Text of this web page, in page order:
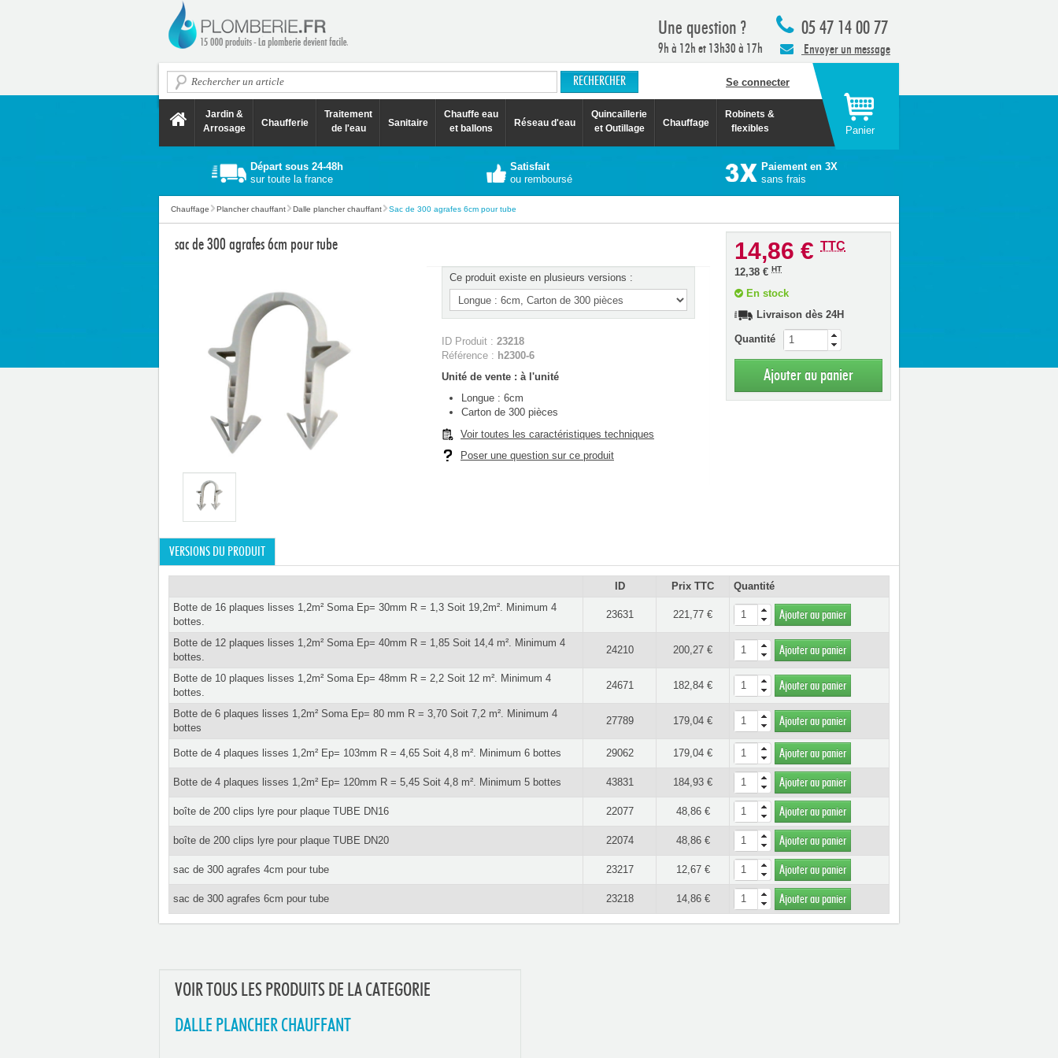
05 47 14 00 77
Envoyer un message
Une question ?
9h à 12h et 13h30 à 17h
Se connecter
Jardin &
Arrosage
Chaufferie
Traitement
de l'eau
Sanitaire
Chauffe eau
et ballons
Réseau d'eau
Quincaillerie
et Outillage
Chauffage
Robinets &
flexibles
Panier
Départ sous 24-48h
sur toute la france
Satisfait
ou remboursé
Paiement en 3X
sans frais
Chauffage Plancher chauffant Dalle plancher chauffant Sac de 300 agrafes 6cm pour tube
sac de 300 agrafes 6cm pour tube
Ce produit existe en plusieurs versions :
ID Produit : 23218
Référence : h2300-6
Unité de vente : à l'unité
Longue : 6cm
Carton de 300 pièces
Voir toutes les caractéristiques techniques
Poser une question sur ce produit
14,86 € TTC
12,38 € HT
En stock
Livraison dès 24H
Quantité
Ajouter au panier
VERSIONS DU PRODUIT
ID Prix TTC
Quantité
Botte de 16 plaques lisses 1,2m² Soma Ep= 30mm R = 1,3 Soit 19,2m². Minimum 4
bottes.
23631 221,77 € Ajouter au panier
Botte de 12 plaques lisses 1,2m² Soma Ep= 40mm R = 1,85 Soit 14,4 m². Minimum 4
bottes.
24210 200,27 € Ajouter au panier
Botte de 10 plaques lisses 1,2m² Soma Ep= 48mm R = 2,2 Soit 12 m². Minimum 4
bottes.
24671 182,84 € Ajouter au panier
Botte de 6 plaques lisses 1,2m² Soma Ep= 80 mm R = 3,70 Soit 7,2 m². Minimum 4
bottes
27789 179,04 € Ajouter au panier
Botte de 4 plaques lisses 1,2m² Ep= 103mm R = 4,65 Soit 4,8 m². Minimum 6 bottes 29062 179,04 € Ajouter au panier
Botte de 4 plaques lisses 1,2m² Ep= 120mm R = 5,45 Soit 4,8 m². Minimum 5 bottes 43831 184,93 € Ajouter au panier
boîte de 200 clips lyre pour plaque TUBE DN16 22077 48,86 € Ajouter au panier
boîte de 200 clips lyre pour plaque TUBE DN20 22074 48,86 € Ajouter au panier
sac de 300 agrafes 4cm pour tube 23217 12,67 € Ajouter au panier
sac de 300 agrafes 6cm pour tube 23218 14,86 € Ajouter au panier
VOIR TOUS LES PRODUITS DE LA CATEGORIE
DALLE PLANCHER CHAUFFANT